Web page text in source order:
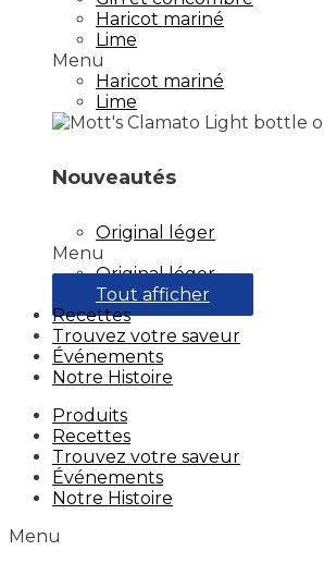
Haricot mariné
Lime
Menu
Haricot mariné
Lime
Nouveautés
Original léger
Menu
Original léger
Tout afficher
Recettes
Trouvez votre saveur
Événements
Notre Histoire
Produits
Recettes
Trouvez votre saveur
Événements
Notre Histoire
Menu